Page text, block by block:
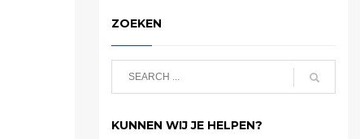
ZOEKEN
KUNNEN WIJ JE HELPEN?